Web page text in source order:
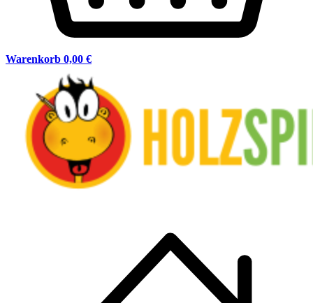
Warenkorb 0,00 €